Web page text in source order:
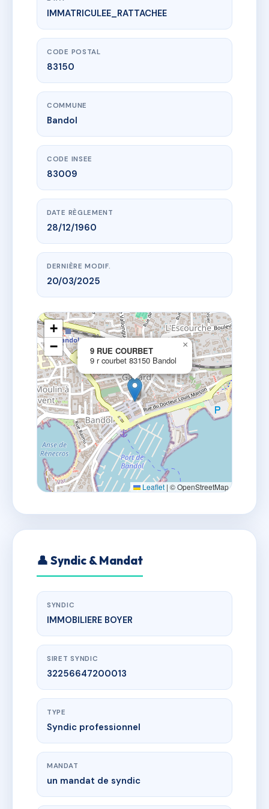
www.vme.plus/AC6646566
9 RUE COURBET
9 r courbet
IMMATRICULEE_RATTACHEE
CODE POSTAL
83150
COMMUNE
Bandol
CODE INSEE
83009
DATE RÈGLEMENT
28/12/1960
DERNIÈRE MODIF.
20/03/2025
9 RUE COURBET
9 r courbet 83150 Bandol
×
+
−
Leaflet | © OpenStreetMap
👤 Syndic & Mandat
SYNDIC
IMMOBILIERE BOYER
SIRET SYNDIC
32256647200013
TYPE
Syndic professionnel
MANDAT
un mandat de syndic